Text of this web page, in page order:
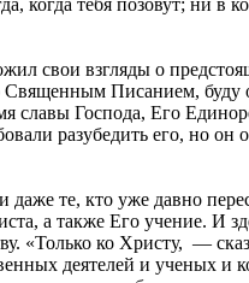
тебя позовут; ни в
свои взгляды о
Писанием, буду
славы Господа, Его
разубедить его, но он
те, кто уже давно
а также Его учение. И
«Только ко Христу, —
деятелей и ученых и